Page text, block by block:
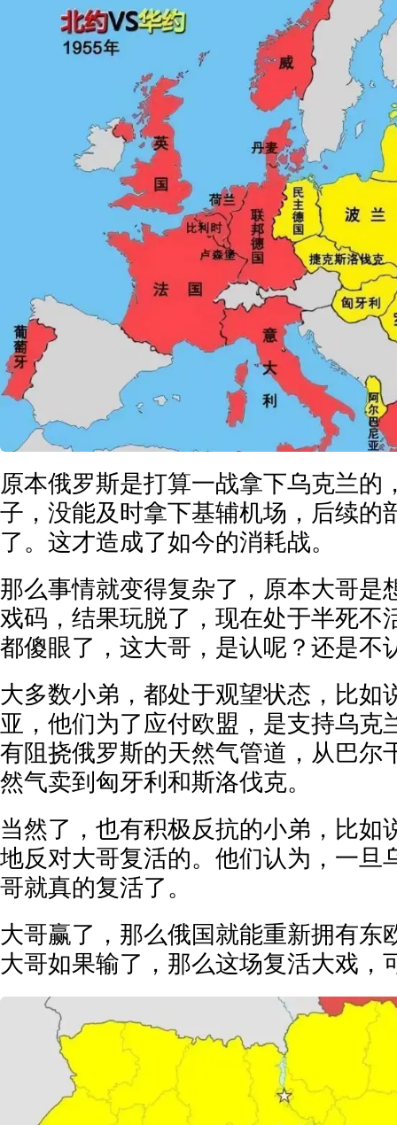
原本俄罗斯是打算一战拿下乌克兰的
子，没能及时拿下基辅机场，后续的
了。这才造成了如今的消耗战。
那么事情就变得复杂了，原本大哥是
戏码，结果玩脱了，现在处于半死不
都傻眼了，这大哥，是认呢？还是不
大多数小弟，都处于观望状态，比如
亚，他们为了应付欧盟，是支持乌克
有阻挠俄罗斯的天然气管道，从巴尔
然气卖到匈牙利和斯洛伐克。
当然了，也有积极反抗的小弟，比如
地反对大哥复活的。他们认为，一旦
哥就真的复活了。
大哥赢了，那么俄国就能重新拥有东
大哥如果输了，那么这场复活大戏，